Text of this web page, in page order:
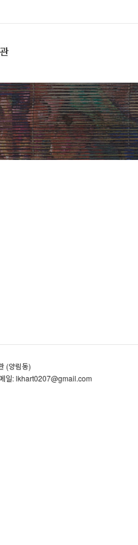
(양림동)
일: lkhart0207@gmail.com